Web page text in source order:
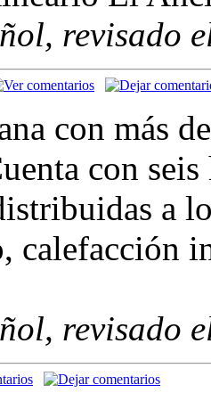
revisado
con más
con
a
calefacción
revisado